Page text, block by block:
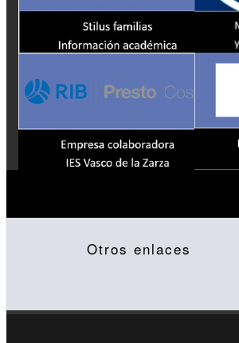
Otros enlaces